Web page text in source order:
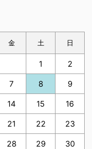
金 土 日
1 2
7 8 9
14 15 16
21 22 23
28 29 30